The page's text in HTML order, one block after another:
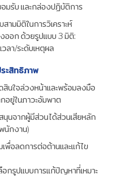
มรับ และกล่องปฏิบัติการ
มมิติในการวิเคราะห์
ออก ด้วยรูปแบบ 3 มิติ:
ลา/ระดับเหตุผล
ะสิทธิภาพ
สินใจล่วงหน้าและพร้อมลงมือ
อยู่ในภาวะอัมพาต
นุนจากผู้มีส่วนได้ส่วนเสียหลัก
นักงาน)
พื่อลดการต่อต้านและแก้ไข
อกรูปแบบการแก้ปัญหาที่เหมาะ